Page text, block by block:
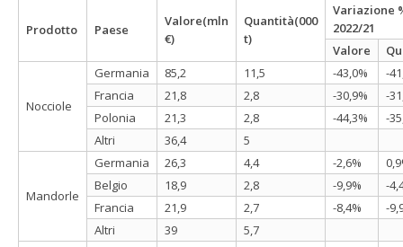
Prodotto Paese
Valore(mln
€)
Quantità(000
t)
Variazione
2022/21
Valore
Nocciole
Germania 85,2 11,5 -43,0%
-
Francia
21,8 2,8 -30,9%
-
Polonia
21,3 2,8 -44,3%
-
Altri
36,4 5
Mandorle
Germania 26,3 4,4 -2,6%
Belgio
18,9 2,8 -9,9%
-
Francia
21,9 2,7 -8,4%
-
Altri
39
5,7